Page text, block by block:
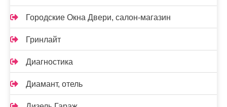
Городские Окна Двери, салон-магазин
Гринлайт
Диагностика
Диамант, отель